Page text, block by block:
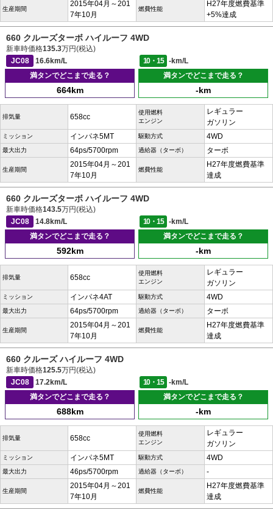
生産期間
2015年04月～201
7年10月
燃費性能
H27年度燃費基準
+5%達成
660 クルーズターボ ハイルーフ 4WD
新車時価格135.3万円(税込)
JC08
16.6km/L 10・15
-km/L
満タンでどこまで走る？
664km
満タンでどこまで走る？
-km
排気量 658cc
使用燃料
エンジン
レギュラー
ガソリン
ミッション インパネ5MT 駆動方式 4WD
最大出力 64ps/5700rpm 過給器（ターボ） ターボ
生産期間
2015年04月～201
7年10月
燃費性能
H27年度燃費基準
達成
660 クルーズターボ ハイルーフ 4WD
新車時価格143.5万円(税込)
JC08
14.8km/L 10・15
-km/L
満タンでどこまで走る？
592km
満タンでどこまで走る？
-km
排気量 658cc
使用燃料
エンジン
レギュラー
ガソリン
ミッション インパネ4AT 駆動方式 4WD
最大出力 64ps/5700rpm 過給器（ターボ） ターボ
生産期間
2015年04月～201
7年10月
燃費性能
H27年度燃費基準
達成
660 クルーズ ハイルーフ 4WD
新車時価格125.5万円(税込)
JC08
17.2km/L 10・15
-km/L
満タンでどこまで走る？
688km
満タンでどこまで走る？
-km
排気量 658cc
使用燃料
エンジン
レギュラー
ガソリン
ミッション インパネ5MT 駆動方式 4WD
最大出力 46ps/5700rpm 過給器（ターボ） -
生産期間
2015年04月～201
7年10月
燃費性能
H27年度燃費基準
達成